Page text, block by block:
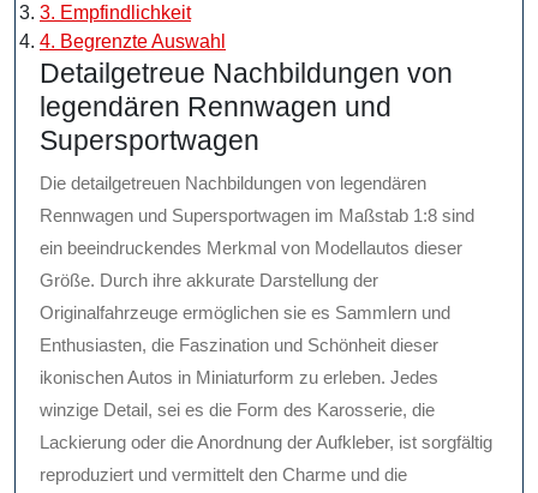
3. Empfindlichkeit
4. Begrenzte Auswahl
Detailgetreue Nachbildungen von
legendären Rennwagen und
Supersportwagen
Die detailgetreuen Nachbildungen von legendären
Rennwagen und Supersportwagen im Maßstab 1:8 sind
ein beeindruckendes Merkmal von Modellautos dieser
Größe. Durch ihre akkurate Darstellung der
Originalfahrzeuge ermöglichen sie es Sammlern und
Enthusiasten, die Faszination und Schönheit dieser
ikonischen Autos in Miniaturform zu erleben. Jedes
winzige Detail, sei es die Form des Karosserie, die
Lackierung oder die Anordnung der Aufkleber, ist sorgfältig
reproduziert und vermittelt den Charme und die